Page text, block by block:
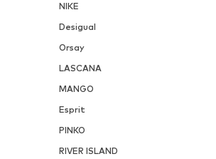
NIKE
Desigual
Orsay
LASCANA
MANGO
Esprit
PINKO
RIVER ISLAND